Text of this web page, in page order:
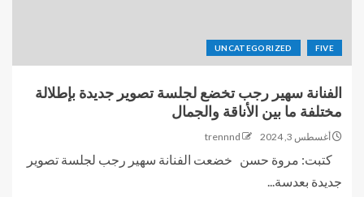
FIVE
UNCATEGORIZED
الفنانة سهير رجب تخضع لجلسة تصوير جديدة بإطلالة
مختلفة ما بين الأناقة والجمال
أغسطس 3, 2024 trennnd
كتبت: مروة حسن خضعت الفنانة سهير رجب لجلسة تصوير
جديدة بعدسة...